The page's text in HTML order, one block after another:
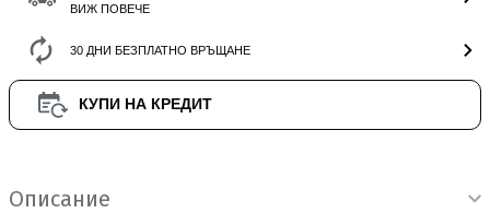
ВИЖ ПОВЕЧЕ
30 ДНИ БЕЗПЛАТНО ВРЪЩАНЕ
КУПИ НА КРЕДИТ
Описание